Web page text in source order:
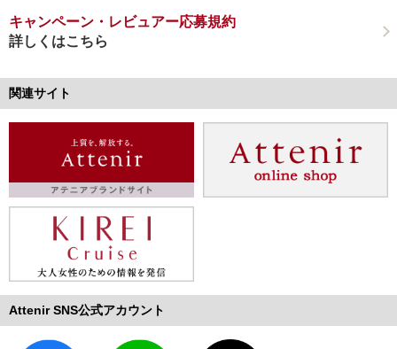
キャンペーン・レビュアー応募規約
詳しくはこちら
関連サイト
Attenir SNS公式アカウント